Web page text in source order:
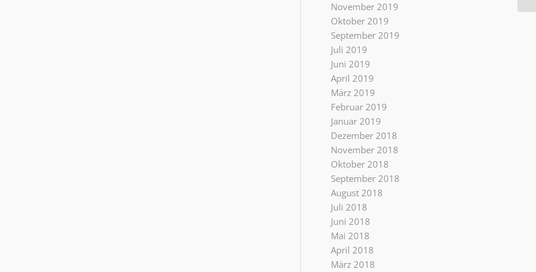
November 2019
Oktober 2019
September 2019
Juli 2019
Juni 2019
April 2019
März 2019
Februar 2019
Januar 2019
Dezember 2018
November 2018
Oktober 2018
September 2018
August 2018
Juli 2018
Juni 2018
Mai 2018
April 2018
März 2018